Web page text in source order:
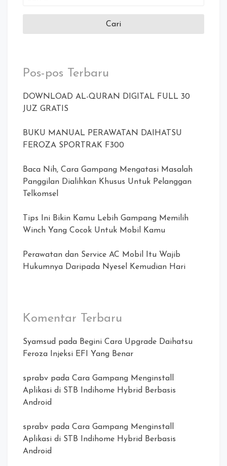
Pos-pos Terbaru
DOWNLOAD AL-QURAN DIGITAL FULL 30
JUZ GRATIS
BUKU MANUAL PERAWATAN DAIHATSU
FEROZA SPORTRAK F300
Baca Nih, Cara Gampang Mengatasi Masalah
Panggilan Dialihkan Khusus Untuk Pelanggan
Telkomsel
Tips Ini Bikin Kamu Lebih Gampang Memilih
Winch Yang Cocok Untuk Mobil Kamu
Perawatan dan Service AC Mobil Itu Wajib
Hukumnya Daripada Nyesel Kemudian Hari
Komentar Terbaru
Syamsud pada Begini Cara Upgrade Daihatsu
Feroza Injeksi EFI Yang Benar
sprabv pada Cara Gampang Menginstall
Aplikasi di STB Indihome Hybrid Berbasis
Android
sprabv pada Cara Gampang Menginstall
Aplikasi di STB Indihome Hybrid Berbasis
Android